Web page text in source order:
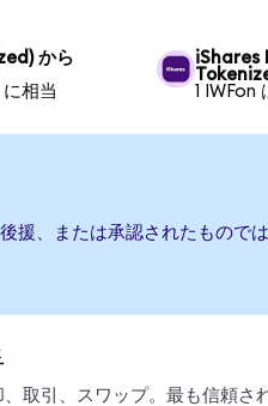
から
に相当
iShares
1 IWFon
援、または承認されたもので
取引、スワップ。最も信頼さ